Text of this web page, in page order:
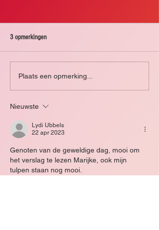
3 opmerkingen
Plaats een opmerking...
Nieuwste
Lydi Ubbels
22 apr 2023
Genoten van de geweldige dag, mooi om
het verslag te lezen Marijke, ook mijn
tulpen staan nog mooi.